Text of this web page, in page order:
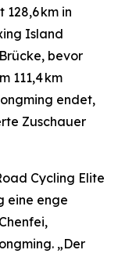
km in
Island
bevor
111,4 km
endet,
Zuschauer
Cycling Elite
eine enge
„Der